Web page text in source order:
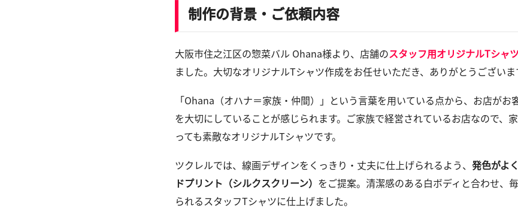
制作の背景・ご依頼内容
大阪市住之江区の惣菜バル Ohana様より、店舗のスタッフ用オリジナルTシャ
ました。大切なオリジナルTシャツ作成をお任せいただき、ありがとうございま
「Ohana（オハナ＝家族・仲間）」という言葉を用いている点から、お店がお
を大切にしていることが感じられます。ご家族で経営されているお店なので、
っても素敵なオリジナルTシャツです。
ツクレルでは、線画デザインをくっきり・丈夫に仕上げられるよう、 発色がよ
ドプリント（シルクスクリーン） をご提案。清潔感のある白ボディと合わせ、
られるスタッフTシャツに仕上げました。